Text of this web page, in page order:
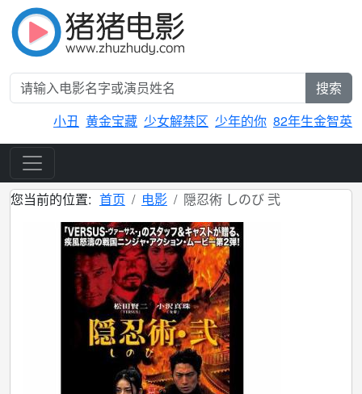
搜索
小丑 黄金宝藏 少女解禁区 少年的你 82年生金智英
您当前的位置: 首页 电影 隠忍術 しのび 弐